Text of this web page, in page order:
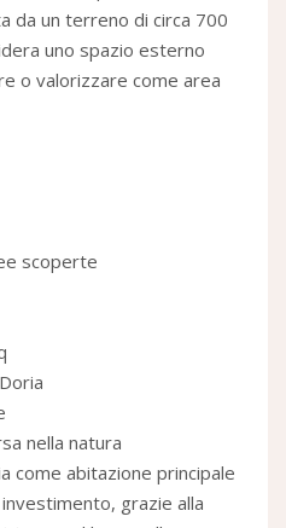
da un terreno di circa 700
uno spazio esterno
o valorizzare come area
scoperte
nella natura
come abitazione principale
grazie alla